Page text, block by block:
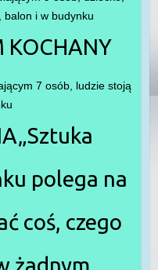
KOCHANY
polega na
coś, czego
żadnym